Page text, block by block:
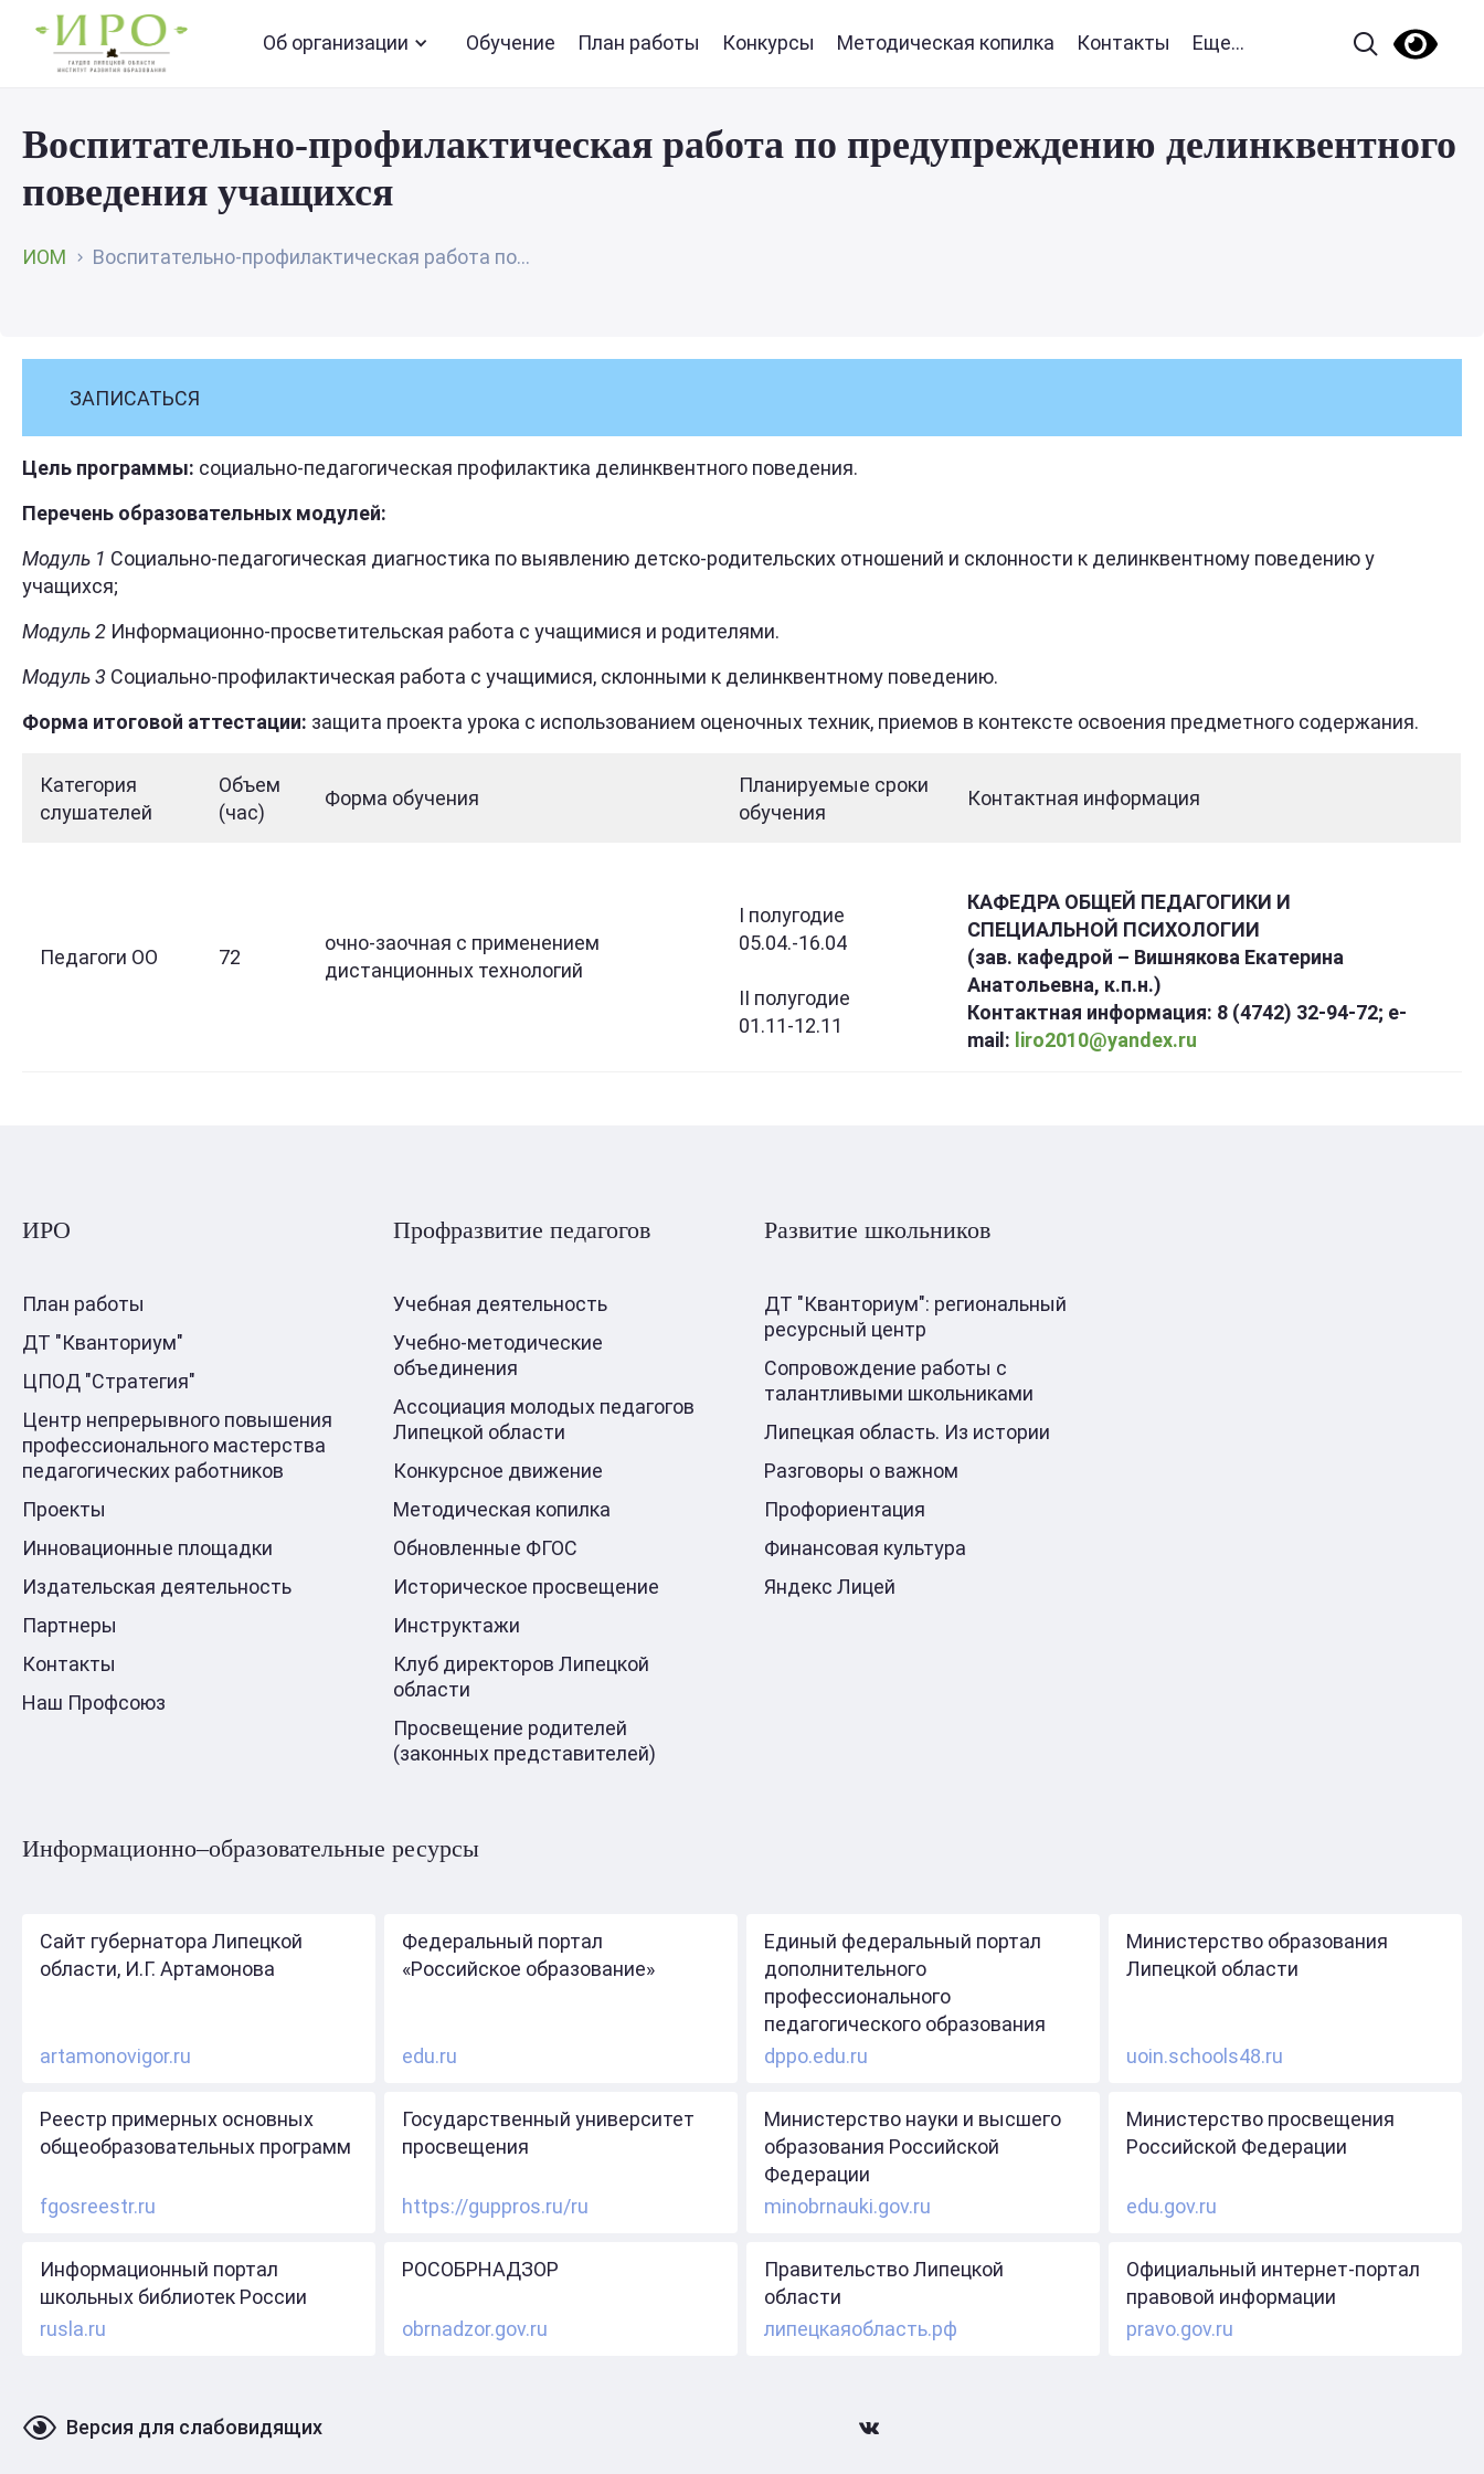
Об организации Обучение План работы Конкурсы Методическая копилка Контакты Еще...
Воспитательно-профилактическая работа по предупреждению делинквентного
поведения учащихся
ИОМ Воспитательно-профилактическая работа по...
ЗАПИСАТЬСЯ
Цель программы: социально-педагогическая профилактика делинквентного поведения.
Перечень образовательных модулей:
Модуль 1 Социально-педагогическая диагностика по выявлению детско-родительских отношений и склонности к делинквентному поведению у
учащихся;
Модуль 2 Информационно-просветительская работа с учащимися и родителями.
Модуль 3 Социально-профилактическая работа с учащимися, склонными к делинквентному поведению.
Форма итоговой аттестации: защита проекта урока с использованием оценочных техник, приемов в контексте освоения предметного содержания.
Категория
слушателей
Объем
(час)
Форма обучения
Планируемые сроки
обучения
Контактная информация
Педагоги ОО 72
очно-заочная с применением
дистанционных технологий
I полугодие
05.04.-16.04
II полугодие
01.11-12.11
КАФЕДРА ОБЩЕЙ ПЕДАГОГИКИ И
СПЕЦИАЛЬНОЙ ПСИХОЛОГИИ
(зав. кафедрой – Вишнякова Екатерина
Анатольевна, к.п.н.)
Контактная информация: 8 (4742) 32-94-72; e-
mail: liro2010@yandex.ru
ИРО
План работы
ДТ "Кванториум"
ЦПОД "Стратегия"
Центр непрерывного повышения
профессионального мастерства
педагогических работников
Проекты
Инновационные площадки
Издательская деятельность
Партнеры
Контакты
Наш Профсоюз
Профразвитие педагогов
Учебная деятельность
Учебно-методические
объединения
Ассоциация молодых педагогов
Липецкой области
Конкурсное движение
Методическая копилка
Обновленные ФГОС
Историческое просвещение
Инструктажи
Клуб директоров Липецкой
области
Просвещение родителей
(законных представителей)
Развитие школьников
ДТ "Кванториум": региональный
ресурсный центр
Сопровождение работы с
талантливыми школьниками
Липецкая область. Из истории
Разговоры о важном
Профориентация
Финансовая культура
Яндекс Лицей
Информационно–образовательные ресурсы
Сайт губернатора Липецкой
области, И.Г. Артамонова
artamonovigor.ru
Федеральный портал
«Российское образование»
edu.ru
Единый федеральный портал
дополнительного
профессионального
педагогического образования
dppo.edu.ru
Министерство образования
Липецкой области
uoin.schools48.ru
Реестр примерных основных
общеобразовательных программ
fgosreestr.ru
Государственный университет
просвещения
https://guppros.ru/ru
Министерство науки и высшего
образования Российской
Федерации
minobrnauki.gov.ru
Министерство просвещения
Российской Федерации
edu.gov.ru
Информационный портал
школьных библиотек России
rusla.ru
РОСОБРНАДЗОР
obrnadzor.gov.ru
Правительство Липецкой
области
липецкаяобласть.рф
Официальный интернет-портал
правовой информации
pravo.gov.ru
Версия для слабовидящих